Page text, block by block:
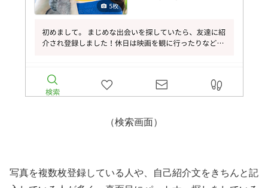
（検索画面）
写真を複数枚登録している人や、自己紹介文をきちんと記